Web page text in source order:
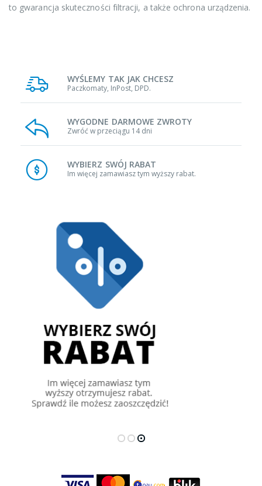
to gwarancja skuteczności filtracji, a także ochrona urządzenia.
WYŚLEMY TAK JAK CHCESZ
Paczkomaty, InPost, DPD.
WYGODNE DARMOWE ZWROTY
Zwróć w przeciągu 14 dni
WYBIERZ SWÓJ RABAT
Im więcej zamawiasz tym wyższy rabat.